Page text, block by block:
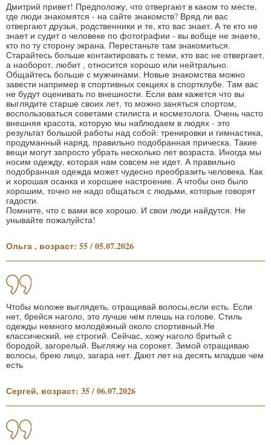
Дмитрий привет! Предположу, что отвергают в каком то месте,
где люди знакомятся - на сайте знакомств? Вряд ли вас
отвергают друзья, родственники и те, кто вас знает. А те кто не
знает и судит о человеке по фотографии - вы вобще не знаете,
кто по ту сторону экрана. Перестаньте там знакомиться.
Старайтесь больше контактировать с теми, кто вас не отвергает,
а наоборот, любит , относится хорошо или нейтрально.
Общайтесь больше с мужчинами. Новые знакомства можно
завести например в спортивных секциях в спортклубе. Там вас
не будут оценивать по внешности. Если вам кажется что вы
выглядите старше своих лет, то можно заняться спортом,
воспользоваться советами стилиста и косметолога. Очень часто
внешняя красота, которую мы наблюдаем в людях - это
результат большой работы над собой: тренировки и гимнастика,
продуманный наряд, правильно подобранная прическа. Такие
вещи могут запросто убрать несколько лет возраста. Иногда мы
носим одежду, которая нам совсем не идет. А правильно
подобранная одежда может чудесно преобразить человека. Как
и хорошая осанка и хорошее настроение. А чтобы оно было
хорошим, точно не надо общаться с людьми, которые говорят
гадости.
Помните, что с вами все хорошо. И свои люди найдутся. Не
унывайте пожалуйста!
Ольга , возраст: 55 / 05.07.2026
Чтобы моложе выглядеть, отращивай волосы,если есть. Если
нет, брейся наголо, это лучше чем плешь на голове. Стиль
одежды немного молодёжный около спортивный.Не
классический, не строгий. Сейчас, хожу наголо бритый с
бородой, загорелый. Выгляжу на сорокет. Зимой отращиваю
волосы, брею лицо, загара нет. Дают лет на десять младше чем
есть
Сергей, возраст: 35 / 06.07.2026